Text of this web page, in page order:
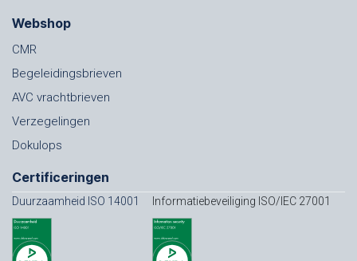
Webshop
CMR
Begeleidingsbrieven
AVC vrachtbrieven
Verzegelingen
Dokulops
Certificeringen
Duurzaamheid ISO 14001 Informatiebeveiliging ISO/IEC 27001